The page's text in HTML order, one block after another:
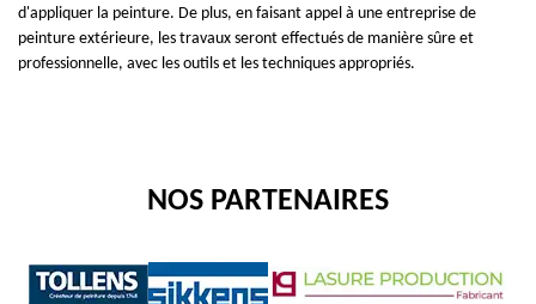
d'appliquer la peinture. De plus, en faisant appel à une entreprise de
peinture extérieure, les travaux seront effectués de manière sûre et
professionnelle, avec les outils et les techniques appropriés.
NOS PARTENAIRES